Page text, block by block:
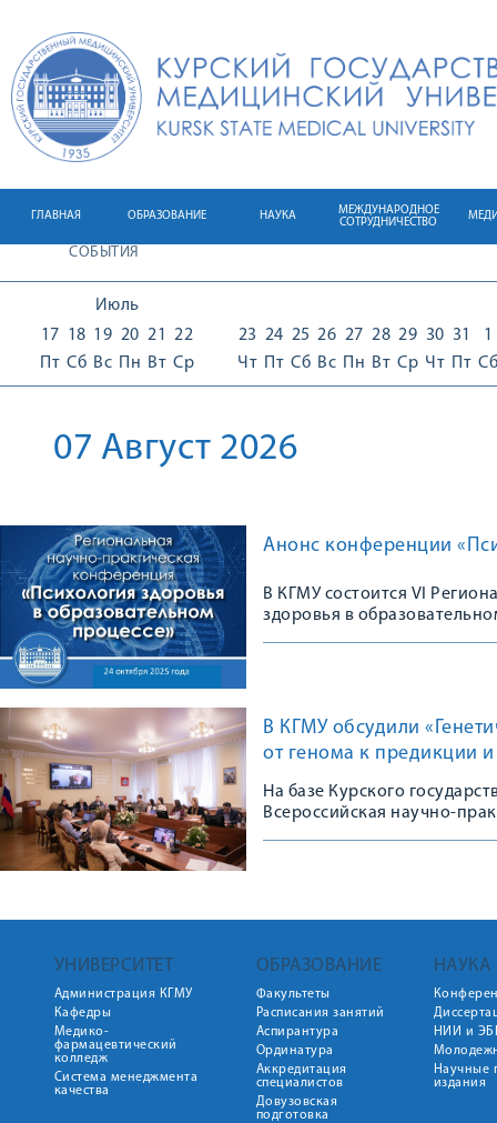
ГЛАВНАЯ ОБРАЗОВАНИЕ НАУКА
МЕЖДУНАРОДНОЕ
СОТРУДНИЧЕСТВО
СОБЫТИЯ
Июль
17
Пт
18
Сб
19
Вс
20
Пн
21
Вт
22
Ср
23
Чт
24
Пт
25
Сб
26
Вс
27
Пн
28
Вт
29
Ср
30
Чт
31
Пт
1
Сб
07 Август 2026
Анонс конференции
В КГМУ состоится VI
здоровья в
В КГМУ обсудили
от генома к предикции
На базе Курского
Всероссийская научно-
УНИВЕРСИТЕТ
Администрация КГМУ
Кафедры
Медико-
фармацевтический
колледж
Система менеджмента
качества
ОБРАЗОВАНИЕ
Факультеты
Расписания занятий
Аспирантура
Ординатура
Аккредитация
специалистов
Довузовская
подготовка
НАУКА
НИИ и
Научные
издания